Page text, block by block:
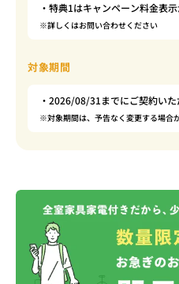
・特典1はキャンペーン料金表
※詳しくはお問い合わせください
対象期間
・2026/08/31までにご契約い
※対象期間は、予告なく変更する場合